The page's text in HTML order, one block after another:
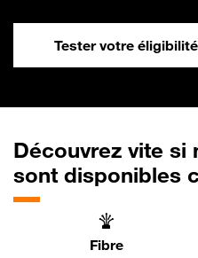
Tester votre éligibilité
Découvrez vite si
sont disponibles
Fibre